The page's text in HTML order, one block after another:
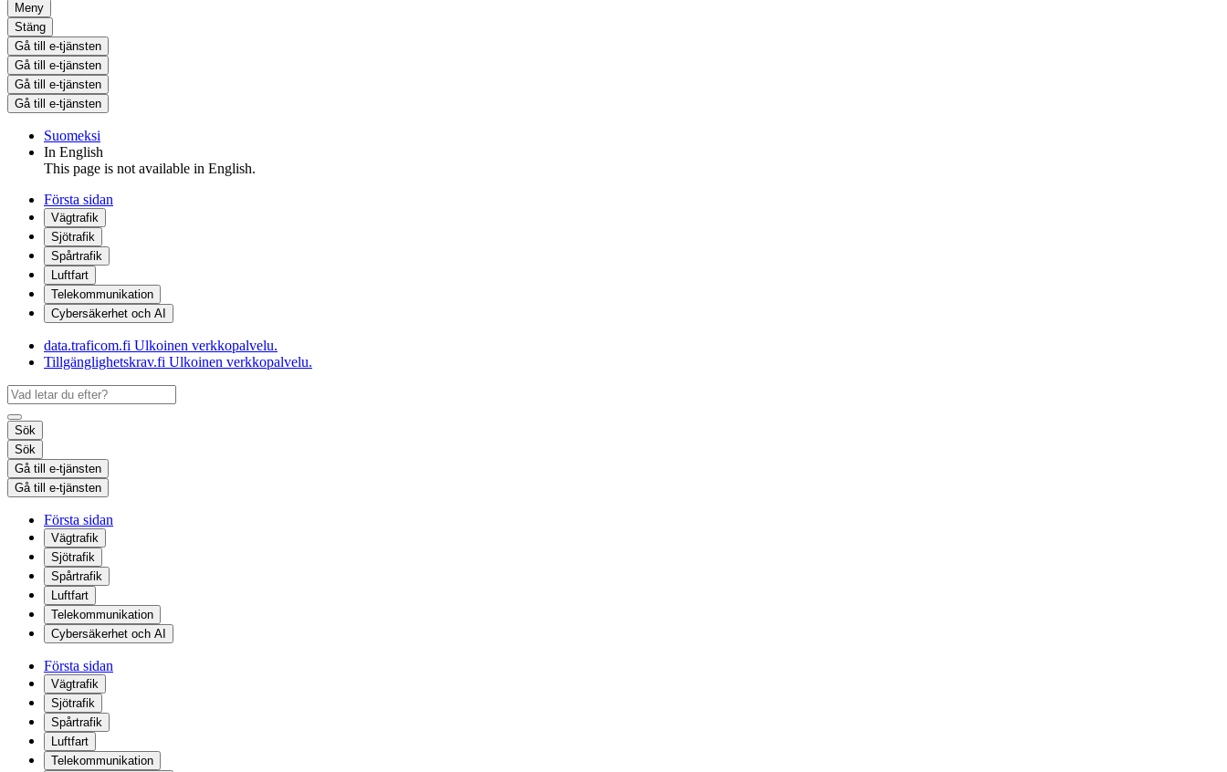
Meny
Stäng
Gå till e-tjänsten
Gå till e-tjänsten
Gå till e-tjänsten
Gå till e-tjänsten
Suomeksi
In English
This page is not available in English.
Första sidan
Vägtrafik
Sjötrafik
Spårtrafik
Luftfart
Telekommunikation
Cybersäkerhet och AI
data.traficom.fi Ulkoinen verkkopalvelu.
Tillgänglighetskrav.fi Ulkoinen verkkopalvelu.
Sök
Sök
Gå till e-tjänsten
Gå till e-tjänsten
Första sidan
Vägtrafik
Sjötrafik
Spårtrafik
Luftfart
Telekommunikation
Cybersäkerhet och AI
Första sidan
Vägtrafik
Sjötrafik
Spårtrafik
Luftfart
Telekommunikation